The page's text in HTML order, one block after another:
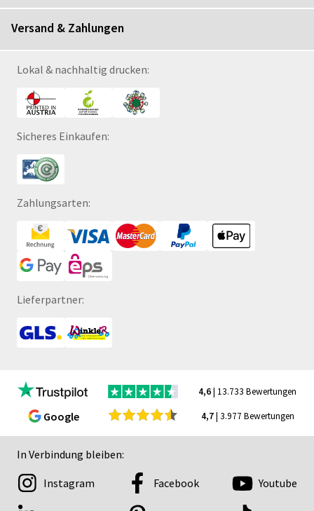
Versand & Zahlungen
Lokal & nachhaltig drucken:
Sicheres Einkaufen:
Zahlungsarten:
Lieferpartner:
4,6| 13.733 Bewertungen
Google 4,7| 3.977 Bewertungen
In Verbindung bleiben:
Instagram Facebook Youtube